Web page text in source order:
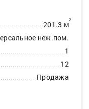
201.3 м2
неж.пом.
1
12
Продажа